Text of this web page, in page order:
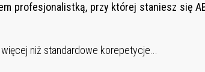
profesjonalistką, przy której staniesz się
niż standardowe korepetycje...